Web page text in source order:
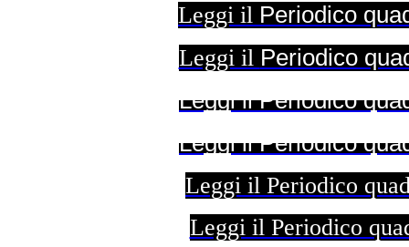
Leggi il Periodico
Leggi il Periodico
Leggi il Periodico
Leggi il Periodico
Leggi il Periodico
Leggi il Periodico